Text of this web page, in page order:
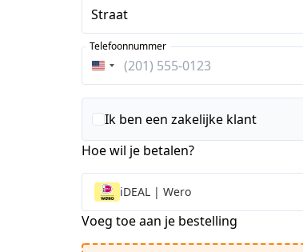
Straat
Verenigde
Staten
Telefoonnummer
Ik ben een zakelijke klant
Hoe wil je betalen?
iDEAL | Wero
Voeg toe aan je bestelling